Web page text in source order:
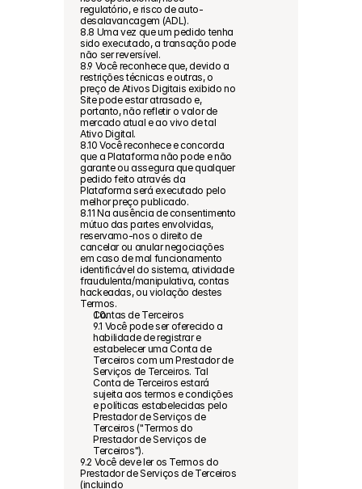
regulatório, e risco de auto-
desalavancagem (ADL).
8.8 Uma vez que um pedido tenha
sido executado, a transação pode
não ser reversível.
8.9 Você reconhece que, devido a
restrições técnicas e outras, o
preço de Ativos Digitais exibido no
Site pode estar atrasado e,
portanto, não refletir o valor de
mercado atual e ao vivo de tal
Ativo Digital.
8.10 Você reconhece e concorda
que a Plataforma não pode e não
garante ou assegura que qualquer
pedido feito através da
Plataforma será executado pelo
melhor preço publicado.
8.11 Na ausência de consentimento
mútuo das partes envolvidas,
reservamo-nos o direito de
cancelar ou anular negociações
em caso de mal funcionamento
identificável do sistema, atividade
fraudulenta/manipulativa, contas
hackeadas, ou violação destes
Termos.
Contas de Terceiros
9.1 Você pode ser oferecido a
habilidade de registrar e
estabelecer uma Conta de
Terceiros com um Prestador de
Serviços de Terceiros. Tal
Conta de Terceiros estará
sujeita aos termos e condições
e políticas estabelecidas pelo
Prestador de Serviços de
Terceiros ("Termos do
Prestador de Serviços de
Terceiros").
9.2 Você deve ler os Termos do
Prestador de Serviços de Terceiros